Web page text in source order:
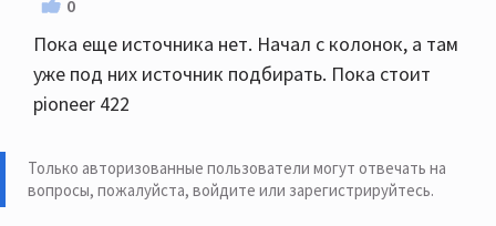
усилитель и источник?
0
Пока еще источника нет. Начал с колонок, а там
уже под них источник подбирать. Пока стоит
pioneer 422
Только авторизованные пользователи могут отвечать на
вопросы, пожалуйста, войдите или зарегистрируйтесь.